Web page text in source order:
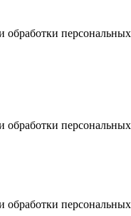
обработки
обработки
обработки